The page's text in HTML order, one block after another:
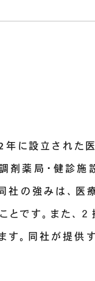
に設立された
剤薬局・健診
社の強みは、医
です。また、
す。同社が提供